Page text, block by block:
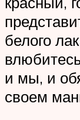
белого
и мы, и
своем